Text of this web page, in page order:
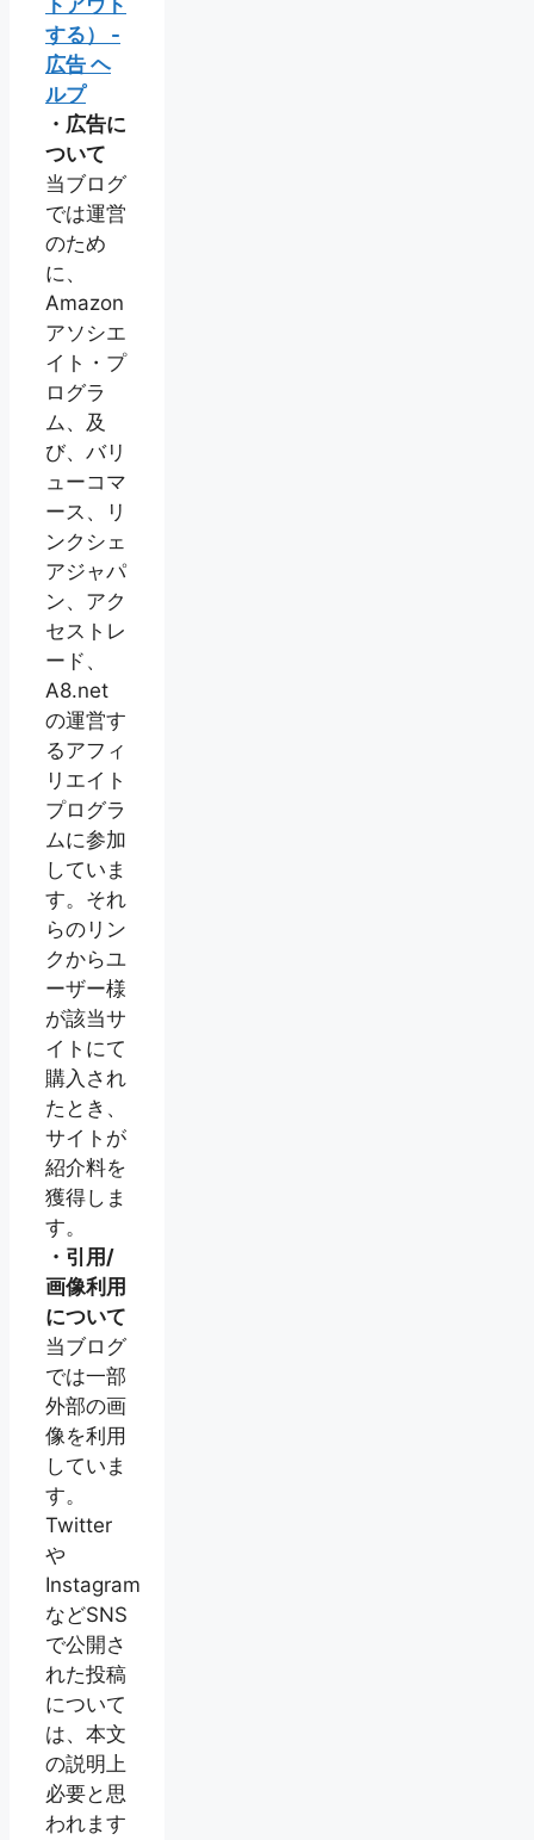
トアウト
する） -
広告 ヘ
ルプ
・広告に
ついて
当ブログ
では運営
のため
に、
Amazon
アソシエ
イト・プ
ログラ
ム、及
び、バリ
ューコマ
ース、リ
ンクシェ
アジャパ
ン、アク
セストレ
ード、
A8.net
の運営す
るアフィ
リエイト
プログラ
ムに参加
していま
す。それ
らのリン
クからユ
ーザー様
が該当サ
イトにて
購入され
たとき、
サイトが
紹介料を
獲得しま
す。
・引用/
画像利用
について
当ブログ
では一部
外部の画
像を利用
していま
す。
Twitter
や
Instagram
などSNS
で公開さ
れた投稿
について
は、本文
の説明上
必要と思
われます